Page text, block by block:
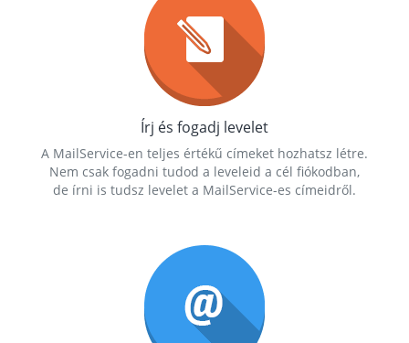
Írj és fogadj levelet
A MailService-en teljes értékű címeket hozhatsz létre.
Nem csak fogadni tudod a leveleid a cél fiókodban,
de írni is tudsz levelet a MailService-es címeidről.